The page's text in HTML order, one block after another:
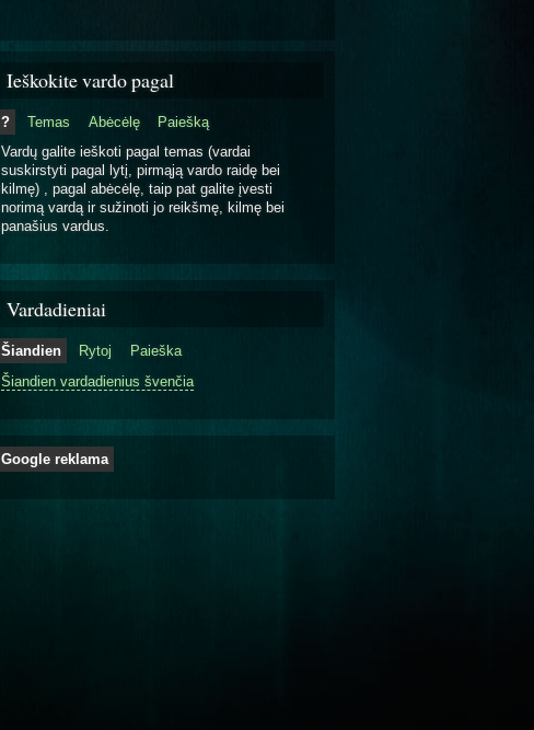
Ieškokite vardo pagal
? Temas Abėcėlę
Paiešką
Vardų galite ieškoti pagal temas (vardai
suskirstyti pagal lytį, pirmąją vardo raidę bei
kilmę) , pagal abėcėlę, taip pat galite įvesti
norimą vardą ir sužinoti jo reikšmę, kilmę bei
panašius vardus.
Vardadieniai
Šiandien Rytoj
Paieška
Šiandien vardadienius švenčia
Google reklama